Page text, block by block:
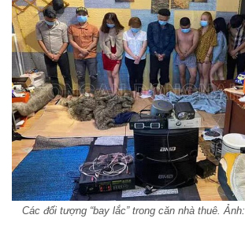
Các đối tượng “bay lắc” trong căn nhà thuê. Ảnh: